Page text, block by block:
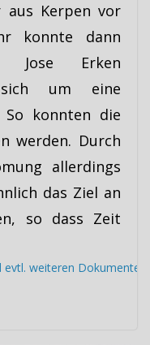
aus Kerpen vor
konnte dann
Jose Erken
um eine
So konnten die
werden. Durch
allerdings
das Ziel an
so dass Zeit
weiteren Dokumenten